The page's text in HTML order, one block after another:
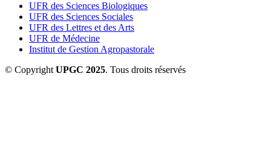
UFR des Sciences Biologiques
UFR des Sciences Sociales
UFR des Lettres et des Arts
UFR de Médecine
Institut de Gestion Agropastorale
© Copyright UPGC 2025. Tous droits réservés